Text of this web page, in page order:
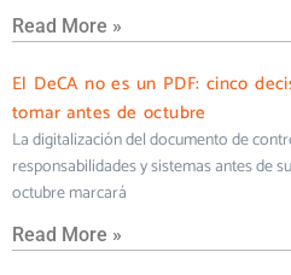
Read More »
El DeCA no es un PDF: cinco
tomar antes de octubre
La digitalización del documento de
responsabilidades y sistemas antes de
octubre marcará
Read More »